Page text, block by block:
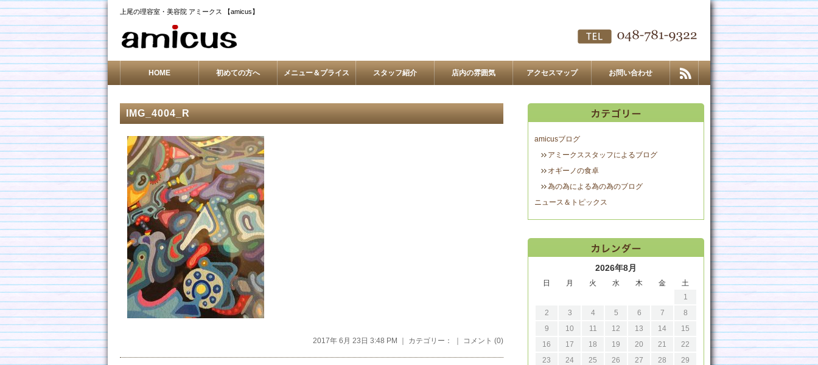
上尾の理容室・美容院 アミークス 【amicus】
HOME 初めての方へ メニュー＆プライス スタッフ紹介 店内の雰囲気 アクセスマップ お問い合わせ
IMG_4004_R
2017年 6月 23日 3:48 PM ｜ カテゴリー： ｜ コメント (0)
amicusブログ
アミークススタッフによるブログ
オギーノの食卓
為の為による為の為のブログ
ニュース＆トピックス
2026年8月
日 月 火 水 木 金
土
1
2
3 4 5 6 7
8
9
10 11 12 13 14
15
16
17 18 19 20 21
22
23
24 25 26 27 28
29